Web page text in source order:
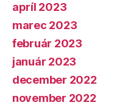
apríl 2023
marec 2023
február 2023
január 2023
december 2022
november 2022